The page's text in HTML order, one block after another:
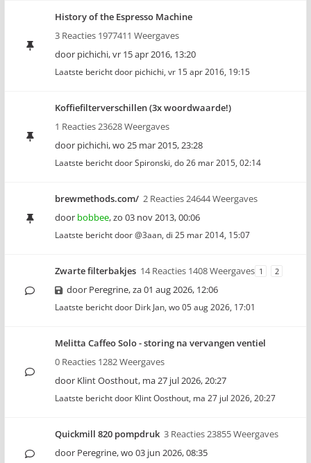
History of the Espresso Machine
3 Reacties 1977411 Weergaves
door pichichi,vr 15 apr 2016, 13:20
Laatste bericht door pichichi, vr 15 apr 2016, 19:15
Koffiefilterverschillen (3x woordwaarde!)
1 Reacties 23628 Weergaves
door pichichi,wo 25 mar 2015, 23:28
Laatste bericht doorSpironski, do 26 mar 2015, 02:14
brewmethods.com/ 2 Reacties 24644 Weergaves
door bobbee,zo 03 nov 2013, 00:06
Laatste bericht door@3aan, di 25 mar 2014, 15:07
Zwarte filterbakjes 14 Reacties 1408 Weergaves 1 2
door Peregrine,za 01 aug 2026, 12:06
Laatste bericht door Dirk Jan, wo 05 aug 2026, 17:01
Melitta Caffeo Solo - storing na vervangen ventiel
0 Reacties 1282 Weergaves
door Klint Oosthout, ma 27 jul 2026, 20:27
Laatste bericht door Klint Oosthout, ma 27 jul 2026, 20:27
Quickmill 820 pompdruk 3 Reacties 23855 Weergaves
door Peregrine,wo 03 jun 2026, 08:35